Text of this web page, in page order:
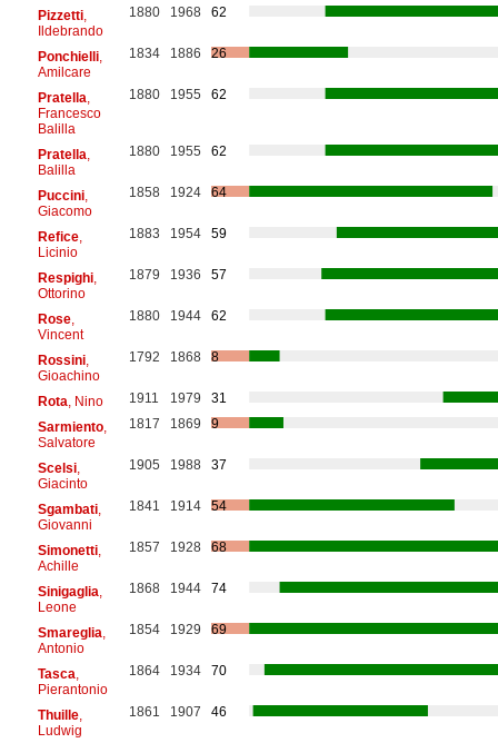
Pizzetti,
Ildebrando
1880 1968 62
Ponchielli,
Amilcare
1834 1886 26
Pratella
Francesco
Balilla
1880 1955 62
Pratella
Balilla
1880 1955 62
Puccini,
Giacomo
1858 1924 64
Refice,
Licinio
1883 1954 59
Respighi,
Ottorino
1879 1936 57
Rose,
Vincent
1880 1944 62
Rossini,
Gioachino
1792 1868 8
Rota , Nino 1911 1979
31
Sarmiento,
Salvatore
1817 1869 9
Scelsi,
Giacinto
1905 1988 37
Sgambati,
Giovanni
1841 1914 54
Simonetti,
Achille
1857 1928 68
Sinigaglia
Leone
1868 1944 74
Smareglia
Antonio
1854 1929 69
Tasca
Pierantonio
1864 1934 70
Thuille,
Ludwig
1861 1907 46